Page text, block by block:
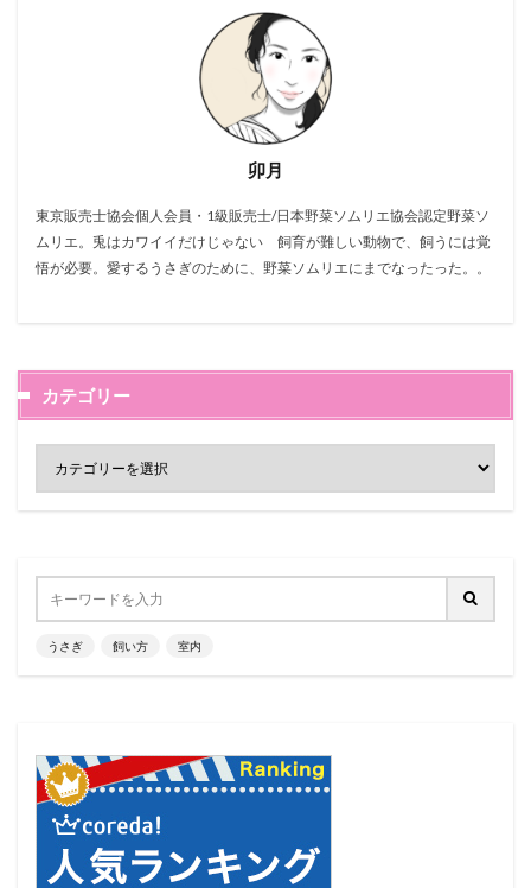
卯月
東京販売士協会個人会員・1級販売士/日本野菜ソムリエ協会認定野菜ソ
ムリエ。兎はカワイイだけじゃない 飼育が難しい動物で、飼うには覚
悟が必要。愛するうさぎのために、野菜ソムリエにまでなったった。。
カテゴリー
うさぎ 飼い方 室内